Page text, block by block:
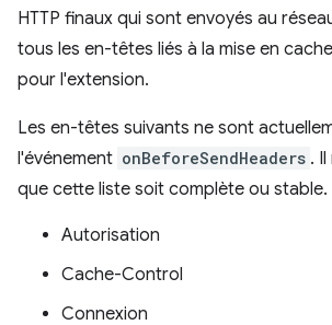
HTTP finaux qui sont envoyés au
tous les en-têtes liés à la mise en
pour l'extension.
Les en-têtes suivants ne sont
l'événement onBeforeSendHeaders .
que cette liste soit complète ou stable.
Autorisation
Cache-Control
Connexion